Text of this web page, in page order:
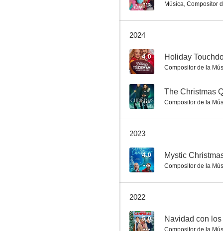
Mystic Christmas
--
The Reluctant Royal
Música, Compositor
2024
4.0
Compositor de la
-- The Christmas
Compositor de la
2023
4.0 Mystic
Compositor de la
2022
5.0 Navidad con
Compositor de la